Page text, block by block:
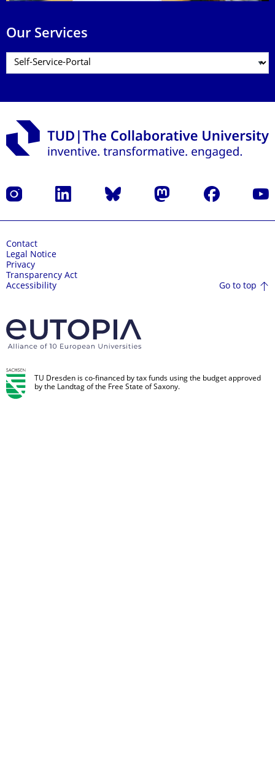
Our Services
Instagram LinkedIn Bluesky Mastodon Facebook
Contact
Legal Notice
Privacy
Transparency Act
Accessibility
Go to top
TU Dresden is co-financed by tax funds using the budget approved
by the Landtag of the Free State of Saxony.